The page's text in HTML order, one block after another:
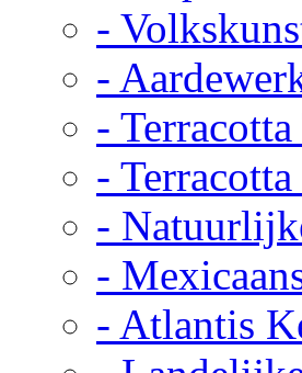
-
-
-
-
-
-
- Atlantis